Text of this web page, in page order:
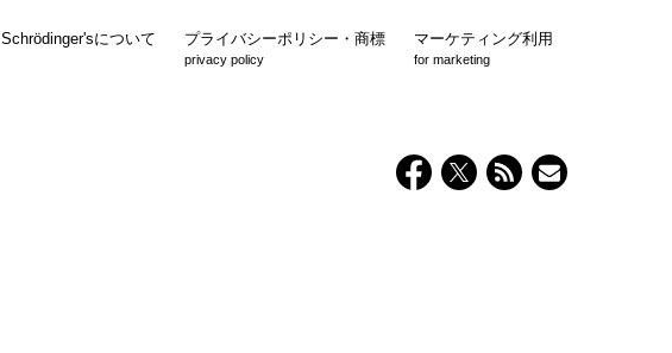
Schrödinger'sについて プライバシーポリシー・商標
privacy policy
マーケティング利用
for marketing